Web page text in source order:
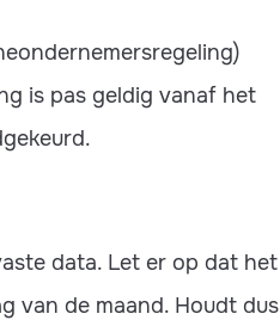
is pas geldig vanaf het
data. Let er op dat het
van de maand. Houdt dus